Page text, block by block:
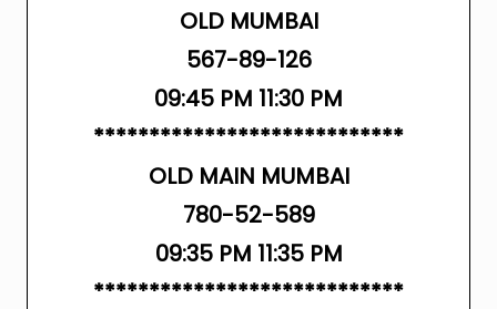
OLD MUMBAI
567-89-126
09:45 PM 11:30 PM
****************************
OLD MAIN MUMBAI
780-52-589
09:35 PM 11:35 PM
****************************